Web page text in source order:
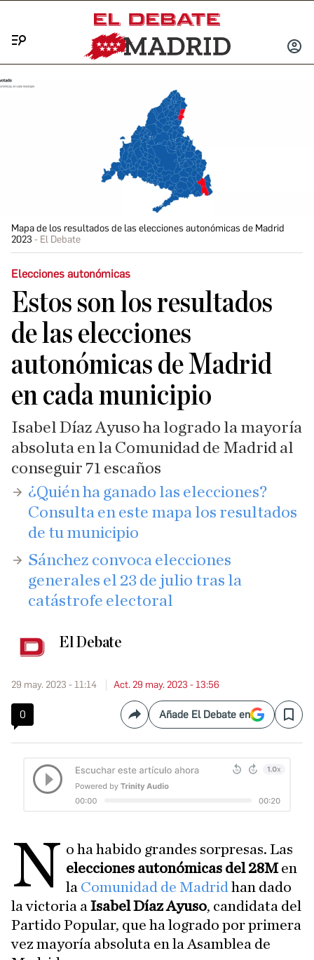
INICIAR
Mapa de los resultados de las elecciones autonómicas de Madrid
2023
El Debate
Elecciones autonómicas
Estos son los resultados
de las elecciones
autonómicas de Madrid
en cada municipio
Isabel Díaz Ayuso ha logrado la mayoría
absoluta en la Comunidad de Madrid al
conseguir 71 escaños
​​¿Quién ha ganado las elecciones?
Consulta en este mapa los resultados
de tu municipio
Sánchez convoca elecciones
generales el 23 de julio tras la
catástrofe electoral
El Debate
29 may. 2023 - 11:14 Act. 29 may. 2023 - 13:56
0 CompartirAñade El Debate en Save
N o ha habido grandes sorpresas. Las
elecciones autonómicas del 28Men
la Comunidad de Madrid han dado
la victoria a Isabel Díaz Ayuso, candidata del
Partido Popular, que ha logrado por primera
vez mayoría absoluta en la Asamblea de